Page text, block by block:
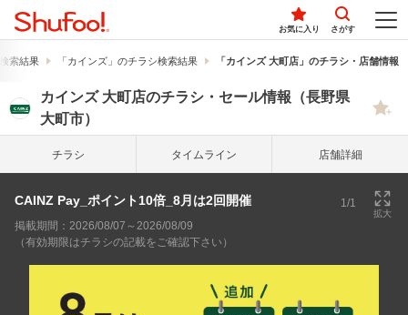
お気に入り さがす
索結果 「カインズ」のチラシ検索結果 「カインズ 大町店」のチラシ・店舗情報
カインズ 大町店のチラシ・セール情報（長野県
大町市）
チラシ タイム ライン 店舗詳細
CAINZ Pay_ポイント10倍_8月は2回開催 1/1
拡大
掲載期間：2026/08/07～2026/08/09
（有効期限はチラシの記載をご確認下さい）